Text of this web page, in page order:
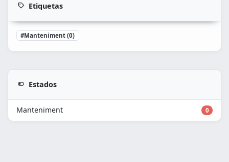
Etiquetas
#Manteniment (0)
Estados
Manteniment 0